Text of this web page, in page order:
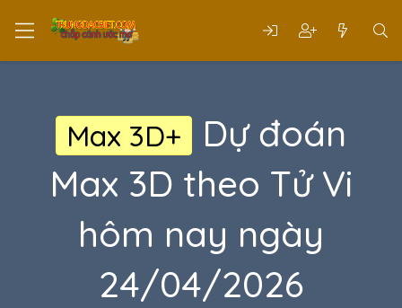
Max 3D+
Dự đoán
Max 3D theo Tử Vi
hôm nay ngày
24/04/2026